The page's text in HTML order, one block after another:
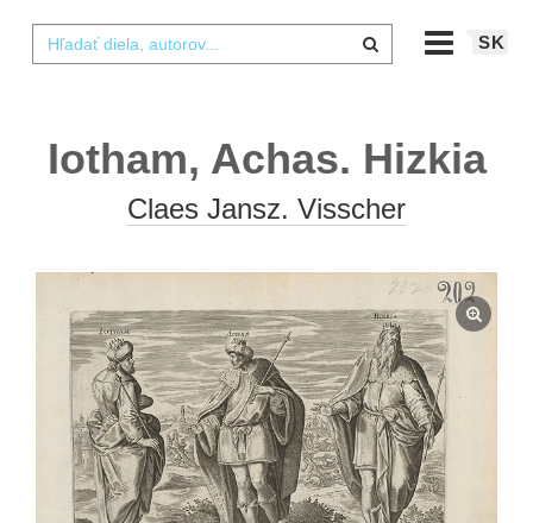
SK
Iotham, Achas. Hizkia
Claes Jansz. Visscher